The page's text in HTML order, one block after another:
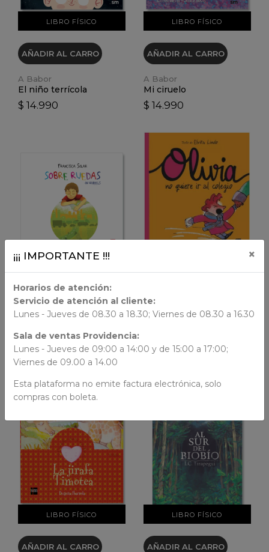
LIBRO FÍSICO
AÑADIR AL CARRO
A Babor
El niño terrícola
$ 14.990
LIBRO FÍSICO
AÑADIR AL CARRO
A Babor
Mi ciruelo
$ 14.990
VER DETALLES
AÑADIR AL CARRO
Sobre ruedas
$ 14.990
VER DETALLES
Cuentos de Ahora
Olivia no quiere ir al
$ 11.990
LIBRO FÍSICO
VER DETALLES
AÑADIR AL CARRO
LIBRO FÍSICO
VER DETALLES
AÑADIR AL CARRO
¡¡¡ IMPORTANTE !!! ×
Horarios de atención:
Servicio de atención al cliente:
Lunes - Jueves de 08.30 a 18.30; Viernes de 08.30 a 16.30
Sala de ventas Providencia:
Lunes - Jueves de 09:00 a 14:00 y de 15:00 a 17:00;
Viernes de 09.00 a 14.00
Esta plataforma no emite factura electrónica, solo
compras con boleta.